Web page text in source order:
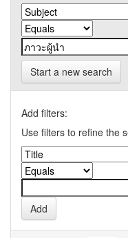
Start a new search
Add filters:
Use filters to refine the